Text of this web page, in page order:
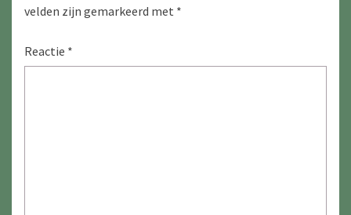
velden zijn gemarkeerd met *
Reactie *